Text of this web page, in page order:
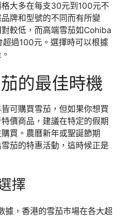
大多在每支30元到100元不
牌和型號的不同而有所變
較低，而高端雪茄如Cohiba
過100元。選擇時可以根據
的最佳時機
可購買雪茄，但如果你想買
價商品，建議在特定的假期
買。農曆新年或聖誕節期
茄的特惠活動，這時候正是
擇
據，香港的雪茄市場在各大超